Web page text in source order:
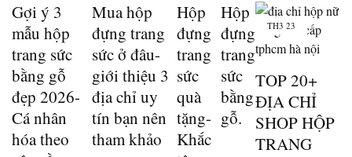
Gợi ý 3
mẫu hộp
trang sức
bằng gỗ
đẹp 2026-
Cá nhân
hóa theo
Mua hộp
đựng trang
sức ở đâu-
giới thiệu 3
địa chỉ uy
tín bạn nên
tham khảo
Hộp
đựng
trang
sức
quà
tặng-
Khắc
Hộp
đựng
trang
sức
bằng
gỗ.
TH3 23
TOP 20+
ĐỊA CHỈ
SHOP HỘP
TRANG